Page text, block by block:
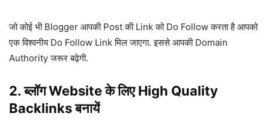
जो कोई भी Blogger आपकी Post की Link को Do Follow करता है आपको
एक विश्वनीय Do Follow Link मिल जाएगा. इससे आपकी Domain
Authority जरूर बढ़ेगी.
2. ब्लॉग Website के लिए High Quality
Backlinks बनायें